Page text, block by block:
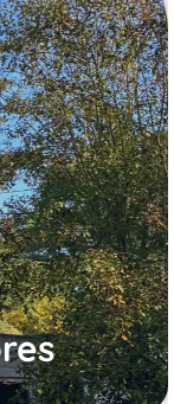
et
à Ablis
des
la
liés à leur